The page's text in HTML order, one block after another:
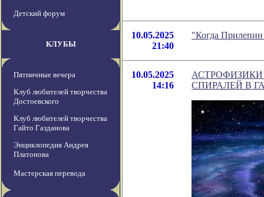
Детский форум
КЛУБЫ
Пятничные вечера
Клуб любителей творчества
Достоевского
Клуб любителей творчества
Гайто Газданова
Энциклопедия Андрея
Платонова
Мастерская перевода
10.05.2025
21:40
"Когда
10.05.2025
14:16
СПИРАЛЕЙ В